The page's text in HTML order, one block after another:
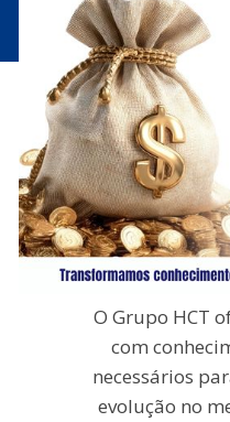
MATERIAL
O Grupo HCT
com
necessários
evolução no